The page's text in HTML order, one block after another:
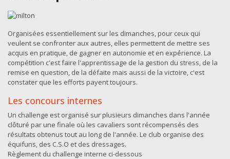
Organisées essentiellement sur les dimanches, pour ceux qui
veulent se confronter aux autres, elles permettent de mettre ses
acquis en pratique, de gagner en autonomie et en expérience. La
compétition c'est faire l'apprentissage de la gestion du stress, de la
remise en question, de la défaite mais aussi de la victoire, c'est
constater que les efforts payent toujours.
Les concours internes
Un challenge est organisé sur plusieurs dimanches dans l'année
clôturé par une finale où les cavaliers sont récompensés des
résultats obtenus tout au long de l'année. Le club organise des
équifuns, des C.S.O et des dressages.
Règlement du challenge interne ci-dessous